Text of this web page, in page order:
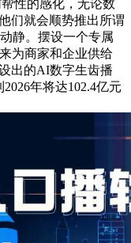
性的感化，无论数
们就会顺势推出所谓
静。摆设一个专属
为商家和企业供给
出的AI数字生齿播
年将达102.4亿元